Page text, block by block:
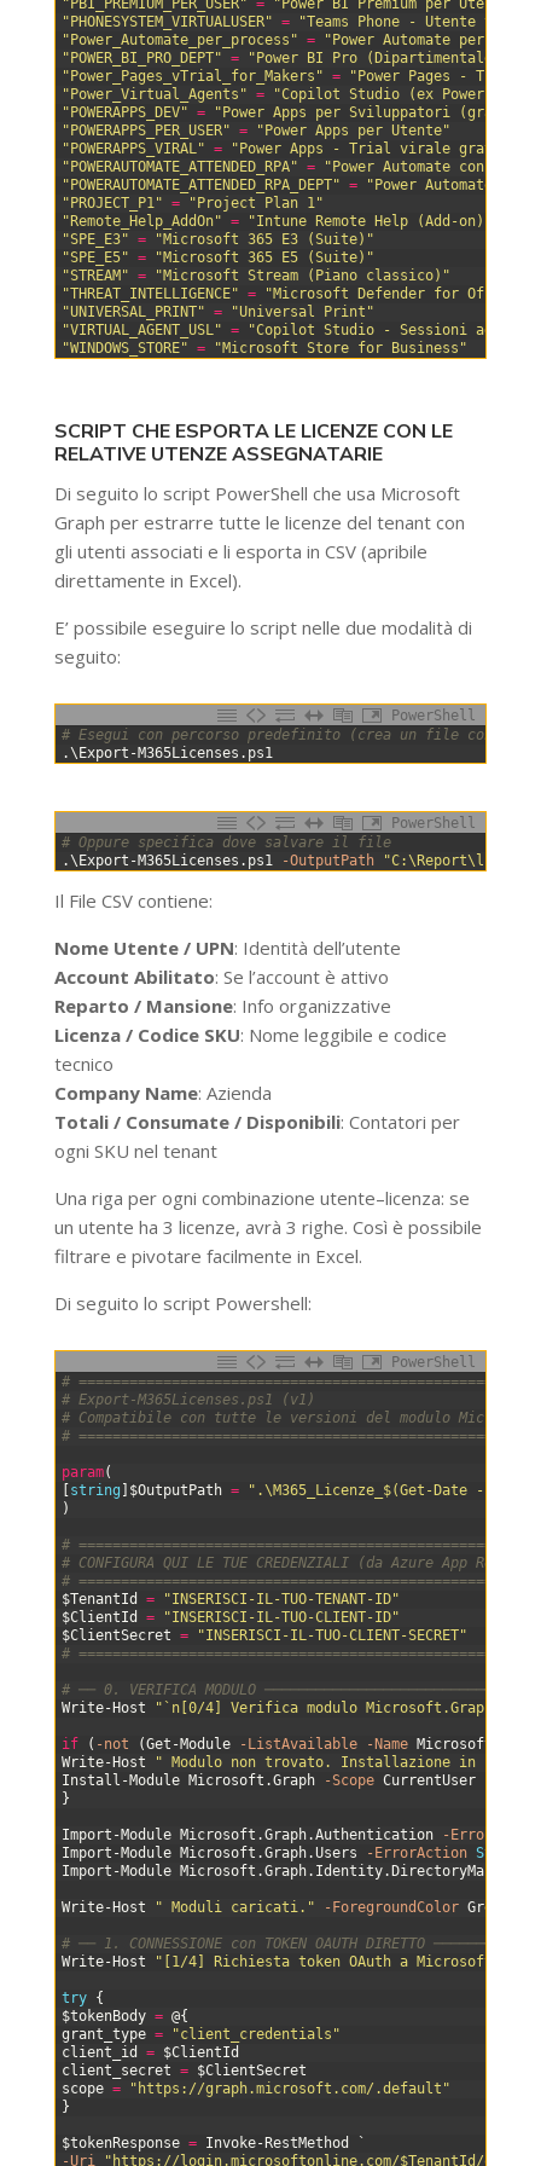
"PBI_PREMIUM_PER_USER" =
"Power BI Premium per Utente"
"PHONESYSTEM_VIRTUALUSER" =
"Teams Phone - Utente
"Power_Automate_per_process" =
"Power Automate per
"POWER_BI_PRO_DEPT" =
"Power BI Pro (Dipartimentale)"
"Power_Pages_vTrial_for_Makers" =
"Power Pages - Trial
"Power_Virtual_Agents" =
"Copilot Studio (ex Power
"POWERAPPS_DEV" =
"Power Apps per Sviluppatori
"POWERAPPS_PER_USER" =
"Power Apps per Utente"
"POWERAPPS_VIRAL" =
"Power Apps - Trial virale gratuita"
"POWERAUTOMATE_ATTENDED_RPA" =
"Power Automate con RPA
"POWERAUTOMATE_ATTENDED_RPA_DEPT" =
"Power Automate
"PROJECT_P1" =
"Project Plan 1"
"Remote_Help_AddOn" =
"Intune Remote Help (Add-on)"
"SPE_E3" =
"Microsoft 365 E3 (Suite)"
"SPE_E5" =
"Microsoft 365 E5 (Suite)"
"STREAM" =
"Microsoft Stream (Piano classico)"
"THREAT_INTELLIGENCE" =
"Microsoft Defender for Office
"UNIVERSAL_PRINT" =
"Universal Print"
"VIRTUAL_AGENT_USL" =
"Copilot Studio - Sessioni
"WINDOWS_STORE" = "Microsoft Store for Business"
SCRIPT CHE ESPORTA LE LICENZE CON LE
RELATIVE UTENZE ASSEGNATARIE
Di seguito lo script PowerShell che usa Microsoft
Graph per estrarre tutte le licenze del tenant con
gli utenti associati e li esporta in CSV (apribile
direttamente in Excel).
E’ possibile eseguire lo script nelle due modalità di
seguito:
PowerShell
# Esegui con percorso predefinito (crea un file con
.\ Export-M365Licenses . ps1
PowerShell
# Oppure specifica dove salvare il file
.\ Export-M365Licenses . ps1 -OutputPath
Il File CSV contiene:
Nome Utente / UPN: Identità dell’utente
Account Abilitato: Se l’account è attivo
Reparto / Mansione: Info organizzative
Licenza / Codice SKU: Nome leggibile e codice
tecnico
Company Name: Azienda
Totali / Consumate / Disponibili: Contatori per
ogni SKU nel tenant
Una riga per ogni combinazione utente–licenza: se
un utente ha 3 licenze, avrà 3 righe. Così è possibile
filtrare e pivotare facilmente in Excel.
Di seguito lo script Powershell:
PowerShell
#
# Export-M365Licenses.ps1 (v1)
# Compatibile con tutte le versioni del modulo
#
param(
string $OutputPath =
".\M365_Licenze_$(Get-Date -Format
)
#
# CONFIGURA QUI LE TUE CREDENZIALI (da Azure App
#
$TenantId
=
"INSERISCI-IL-TUO-TENANT-ID"
$ClientId
=
"INSERISCI-IL-TUO-CLIENT-ID"
$ClientSecret =
"INSERISCI-IL-TUO-CLIENT-SECRET"
#
# ── 0. VERIFICA MODULO
Write-Host
"`n[0/4] Verifica modulo Microsoft.Graph..."
if ( -not (Get-Module -ListAvailable -Name Microsoft
Write-Host
" Modulo non trovato. Installazione in
Install-Module Microsoft .Graph -Scope CurrentUser
}
Import-Module Microsoft .Graph.Authentication
-
Import-Module Microsoft .Graph.Users -ErrorAction Stop
Import-Module Microsoft .Graph. Identity.
Write-Host " Moduli caricati." -ForegroundColor Green
# ── 1. CONNESSIONE con TOKEN OAUTH DIRETTO
Write-Host
"[1/4] Richiesta token OAuth a Microsoft..."
try {
$tokenBody = @{
grant_type =
"client_credentials"
client_id
= $ClientId
client_secret = $ClientSecret
scope =
"https://graph.microsoft.com/.default"
}
$tokenResponse = Invoke-RestMethod
`
-Uri
"https://login.microsoftonline.com/$TenantId/